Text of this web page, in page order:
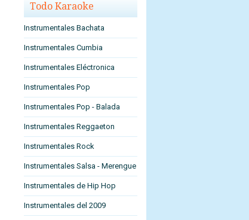
Todo Karaoke
Instrumentales Bachata
Instrumentales Cumbia
Instrumentales Eléctronica
Instrumentales Pop
Instrumentales Pop - Balada
Instrumentales Reggaeton
Instrumentales Rock
Instrumentales Salsa - Merengue
Instrumentales de Hip Hop
Instrumentales del 2009